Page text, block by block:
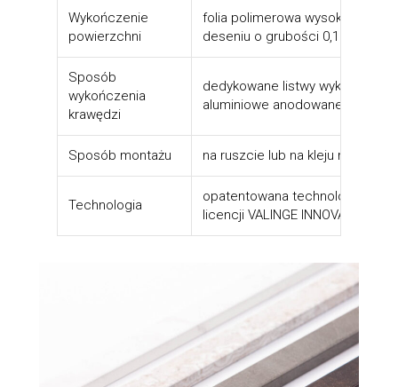
Wykończenie
powierzchni
folia polimerowa wysokiej
deseniu o grubości 0,15-0,4 mm
Sposób
wykończenia
krawędzi
dedykowane listwy
aluminiowe anodowane
Sposób montażu na ruszcie lub na kleju
Technologia
opatentowana technologia
licencji VALINGE INNOVATIONS